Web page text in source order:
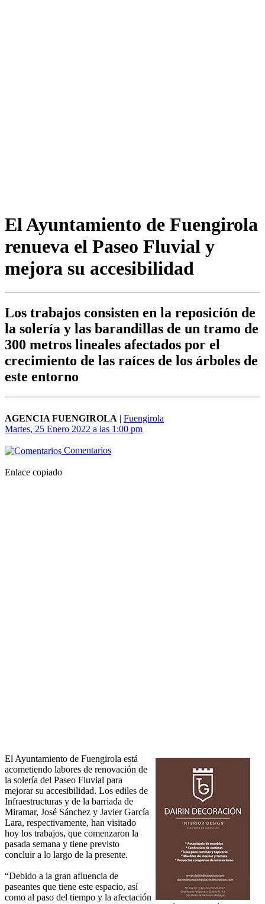
El Ayuntamiento de Fuengirola
renueva el Paseo Fluvial y
mejora su accesibilidad
Los trabajos consisten en la reposición de
la solería y las barandillas de un tramo de
300 metros lineales afectados por el
crecimiento de las raíces de los árboles de
este entorno
AGENCIA FUENGIROLA | Fuengirola
Martes, 25 Enero 2022 a las 1:00 pm
Comentarios
Enlace copiado
El Ayuntamiento de Fuengirola está
acometiendo labores de renovación de
la solería del Paseo Fluvial para
mejorar su accesibilidad. Los ediles de
Infraestructuras y de la barriada de
Miramar, José Sánchez y Javier García
Lara, respectivamente, han visitado
hoy los trabajos, que comenzaron la
pasada semana y tiene previsto
concluir a lo largo de la presente.
“Debido a la gran afluencia de
paseantes que tiene este espacio, así
como al paso del tiempo y la afectación